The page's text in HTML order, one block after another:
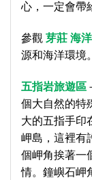
心，一定會帶
參觀芽莊 海
源和海洋環境。
五指岩旅遊區
個大自然的特
大的五指手印
岬島，這裡有
個岬角挨著一
情。鐘嶼石岬